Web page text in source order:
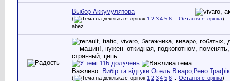
Выбор Аккумулятора
( 1 2 3 4 5 6 Остання сторінка)
abez
Важливо: Вибір та відгуки Опель Віваро,Рено Трафік
( 1 2 3 4 5 6 Остання сторінка)